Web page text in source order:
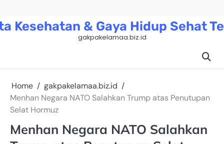
content
Kesehatan & Gaya Hidup Sehat
gakpakelamaa.biz.id
Home
gakpakelamaa.biz.id
Menhan Negara NATO Salahkan Trump atas Penutupan
Selat Hormuz
Menhan Negara NATO Salahkan